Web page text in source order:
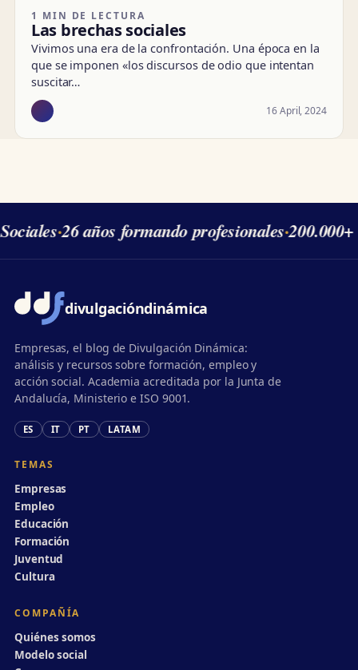
1 MIN DE LECTURA
Las brechas sociales
Vivimos una era de la confrontación. Una época en la
que se imponen «los discursos de odio que intentan
suscitar…
16 April, 2024
·26 años formando profesionales·200.000+
divulgacióndinámica
Empresas, el blog de Divulgación Dinámica:
análisis y recursos sobre formación, empleo y
acción social. Academia acreditada por la Junta de
Andalucía, Ministerio e ISO 9001.
ES IT PT LATAM
TEMAS
Empresas
Empleo
Educación
Formación
Juventud
Cultura
COMPAÑÍA
Quiénes somos
Modelo social